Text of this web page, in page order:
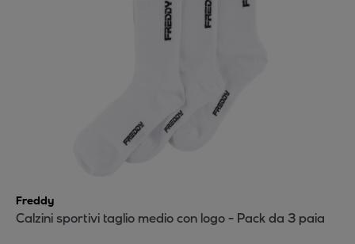
Freddy
Calzini sportivi taglio medio con logo - Pack da 3 paia